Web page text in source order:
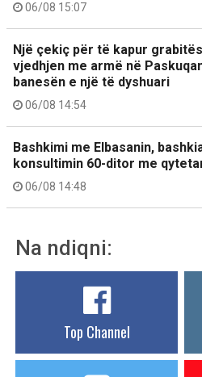
06/08 15:07
Një çekiç për të kapur
vjedhjen me armë në
banesën e një të dyshuari
06/08 14:54
Bashkimi me Elbasanin,
konsultimin 60-ditor me
06/08 14:48
Na ndiqni:
Top Channel